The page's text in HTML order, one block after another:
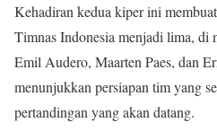
Kehadiran kedua kiper ini
Timnas Indonesia menjadi lima, di
Emil Audero, Maarten Paes, dan
menunjukkan persiapan tim yang
pertandingan yang akan datang.